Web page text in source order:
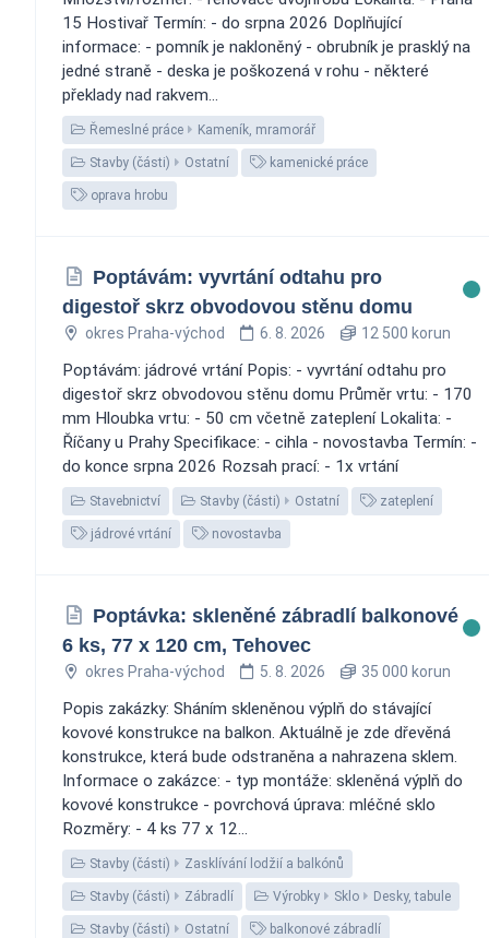
15 Hostivař Termín: - do srpna 2026 Doplňující
informace: - pomník je nakloněný - obrubník je prasklý na
jedné straně - deska je poškozená v rohu - některé
překlady nad rakvem...
Řemeslné práce Kameník, mramorář
Stavby (části) Ostatní kamenické práce
oprava hrobu
Poptávám: vyvrtání odtahu pro
digestoř skrz obvodovou stěnu domu
okres Praha-východ 6. 8. 2026 12 500 korun
Poptávám: jádrové vrtání Popis: - vyvrtání odtahu pro
digestoř skrz obvodovou stěnu domu Průměr vrtu: - 170
mm Hloubka vrtu: - 50 cm včetně zateplení Lokalita: -
Říčany u Prahy Specifikace: - cihla - novostavba Termín: -
do konce srpna 2026 Rozsah prací: - 1x vrtání
Stavebnictví Stavby (části) Ostatní zateplení
jádrové vrtání novostavba
Poptávka: skleněné zábradlí balkonové
6 ks, 77 x 120 cm, Tehovec
okres Praha-východ 5. 8. 2026 35 000 korun
Popis zakázky: Sháním skleněnou výplň do stávající
kovové konstrukce na balkon. Aktuálně je zde dřevěná
konstrukce, která bude odstraněna a nahrazena sklem.
Informace o zakázce: - typ montáže: skleněná výplň do
kovové konstrukce - povrchová úprava: mléčné sklo
Rozměry: - 4 ks 77 x 12...
Stavby (části) Zasklívání lodžií a balkónů
Stavby (části) Zábradlí Výrobky Sklo Desky, tabule
Stavby (části) Ostatní balkonové zábradlí